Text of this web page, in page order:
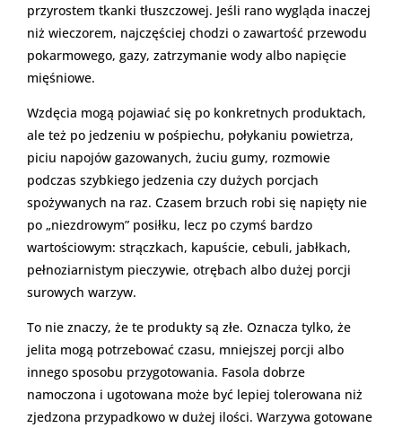
przyrostem tkanki tłuszczowej. Jeśli rano wygląda inaczej
niż wieczorem, najczęściej chodzi o zawartość przewodu
pokarmowego, gazy, zatrzymanie wody albo napięcie
mięśniowe.
Wzdęcia mogą pojawiać się po konkretnych produktach,
ale też po jedzeniu w pośpiechu, połykaniu powietrza,
piciu napojów gazowanych, żuciu gumy, rozmowie
podczas szybkiego jedzenia czy dużych porcjach
spożywanych na raz. Czasem brzuch robi się napięty nie
po „niezdrowym” posiłku, lecz po czymś bardzo
wartościowym: strączkach, kapuście, cebuli, jabłkach,
pełnoziarnistym pieczywie, otrębach albo dużej porcji
surowych warzyw.
To nie znaczy, że te produkty są złe. Oznacza tylko, że
jelita mogą potrzebować czasu, mniejszej porcji albo
innego sposobu przygotowania. Fasola dobrze
namoczona i ugotowana może być lepiej tolerowana niż
zjedzona przypadkowo w dużej ilości. Warzywa gotowane